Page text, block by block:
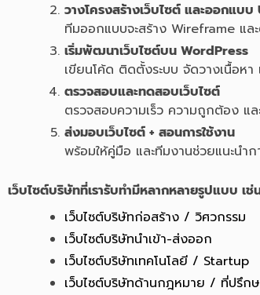
วางโครงสร้างเว็บไซต์ และออกแบบ
ทีมออกแบบจะสร้าง Wireframe แ
เริ่มพัฒนาเว็บไซต์บน WordPress
เขียนโค้ด ติดตั้งระบบ จัดวางเนื้อห
ตรวจสอบและทดสอบเว็บไซต์
ตรวจสอบความเร็ว ความถูกต้อง แ
ส่งมอบเว็บไซต์ + สอนการใช้งาน
พร้อมให้คู่มือ และทีมงานช่วยแนะนำก
เว็บไซต์บริษัทที่เรารับทำมีหลากหลายรูปแบบ เช่
เว็บไซต์บริษัทก่อสร้าง / วิศวกรรม
เว็บไซต์บริษัทนำเข้า-ส่งออก
เว็บไซต์บริษัทเทคโนโลยี / Startup
เว็บไซต์บริษัทด้านกฎหมาย / ที่ปรึก